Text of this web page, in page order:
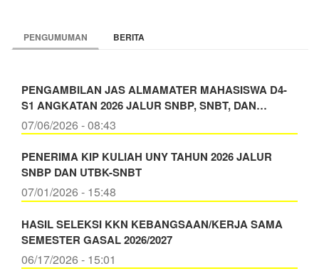
PENGUMUMAN BERITA
PENGAMBILAN JAS ALMAMATER MAHASISWA D4-
S1 ANGKATAN 2026 JALUR SNBP, SNBT, DAN…
07/06/2026 - 08:43
PENERIMA KIP KULIAH UNY TAHUN 2026 JALUR
SNBP DAN UTBK-SNBT
07/01/2026 - 15:48
HASIL SELEKSI KKN KEBANGSAAN/KERJA SAMA
SEMESTER GASAL 2026/2027
06/17/2026 - 15:01